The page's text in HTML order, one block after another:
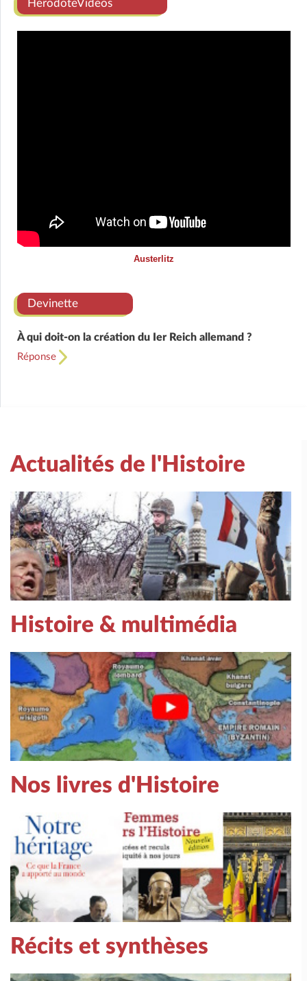
HerodoteVideos
Austerlitz
Devinette
À qui doit-on la création du Ier Reich allemand ?
Réponse
Actualités de l'Histoire
Histoire & multimédia
Nos livres d'Histoire
Récits et synthèses